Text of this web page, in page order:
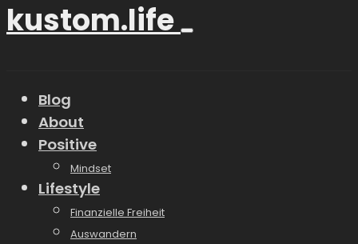
kustom.life
Blog
About
Positive
Mindset
Lifestyle
Finanzielle Freiheit
Auswandern